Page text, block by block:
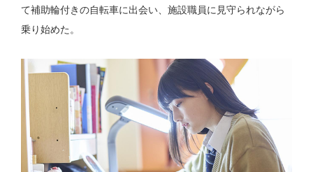
て補助輪付きの自転車に出会い、施設職員に見守られながら
乗り始めた。